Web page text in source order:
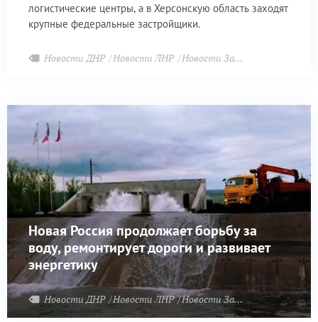
логистические центры, а в Херсонскую область заходят
крупные федеральные застройщики.
Новости ДНР Новости ЛНР Новости Запорожья
Новая Россия продолжает борьбу за
воду, ремонтирует дороги и развивает
энергетику
Новости ДНР Новости ЛНР Новости Запорожья